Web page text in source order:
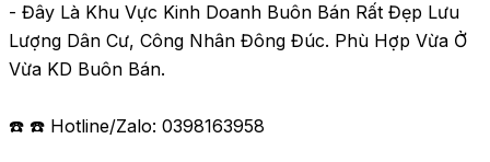
- Đây Là Khu Vực Kinh Doanh Buôn Bán Rất Đẹp Lưu
Lượng Dân Cư, Công Nhân Đông Đúc. Phù Hợp Vừa Ở
Vừa KD Buôn Bán.
☎️ ☎️ Hotline/Zalo: 0398163958